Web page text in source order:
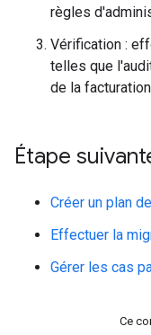
règles
Vérification :
telles que
de la
Étape
Créer un plan
Effectuer la
Gérer les cas
Ce